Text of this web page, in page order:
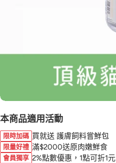
本商品適用活動
限時加碼 買就送 護膚飼料嘗鮮包
限量好禮 滿$2000送原肉嫩鮮食
會員獨享 2%點數優惠，1點可折1元